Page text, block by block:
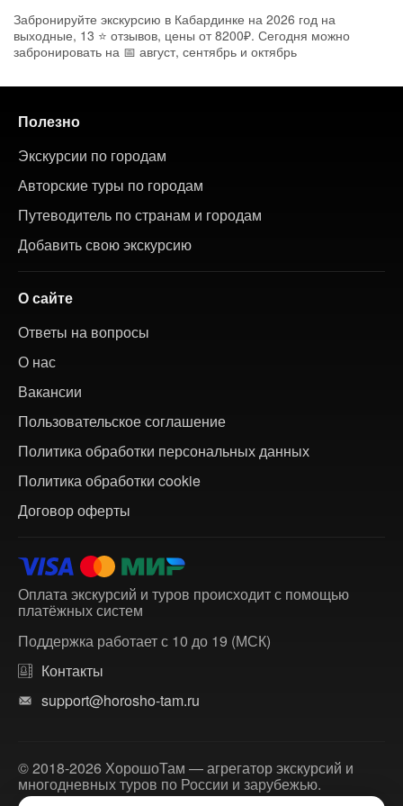
Забронируйте экскурсию в Кабардинке на 2026 год на
выходные, 13 ⭐ отзывов, цены от 8200₽. Сегодня можно
забронировать на 📅 август, сентябрь и октябрь
Полезно
Экскурсии по городам
Авторские туры по городам
Путеводитель по странам и городам
Добавить свою экскурсию
О сайте
Ответы на вопросы
О нас
Вакансии
Пользовательское соглашение
Политика обработки персональных данных
Политика обработки cookie
Договор оферты
Оплата экскурсий и туров происходит с помощью
платёжных систем
Поддержка работает с 10 до 19 (МСК)
Контакты
support@horosho-tam.ru
© 2018-2026 ХорошоТам — агрегатор экскурсий и
многодневных туров по России и зарубежью.